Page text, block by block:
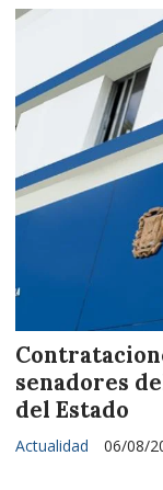
senadores
del Estado
Actualidad 06/08/